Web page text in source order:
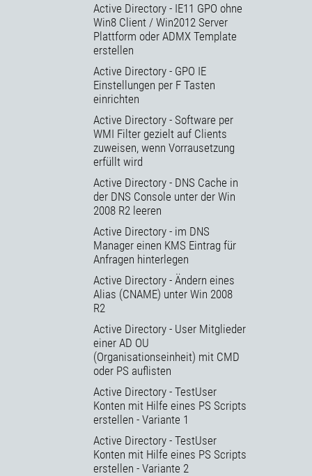
Active Directory - IE11 GPO ohne
Win8 Client / Win2012 Server
Plattform oder ADMX Template
erstellen
Active Directory - GPO IE
Einstellungen per F Tasten
einrichten
Active Directory - Software per
WMI Filter gezielt auf Clients
zuweisen, wenn Vorrausetzung
erfüllt wird
Active Directory - DNS Cache in
der DNS Console unter der Win
2008 R2 leeren
Active Directory - im DNS
Manager einen KMS Eintrag für
Anfragen hinterlegen
Active Directory - Ändern eines
Alias (CNAME) unter Win 2008
R2
Active Directory - User Mitglieder
einer AD OU
(Organisationseinheit) mit CMD
oder PS auflisten
Active Directory - TestUser
Konten mit Hilfe eines PS Scripts
erstellen - Variante 1
Active Directory - TestUser
Konten mit Hilfe eines PS Scripts
erstellen - Variante 2